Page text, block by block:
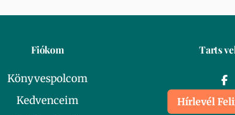
Fiókom
Könyvespolcom
Kedvenceim
Tarts
Hírlevél